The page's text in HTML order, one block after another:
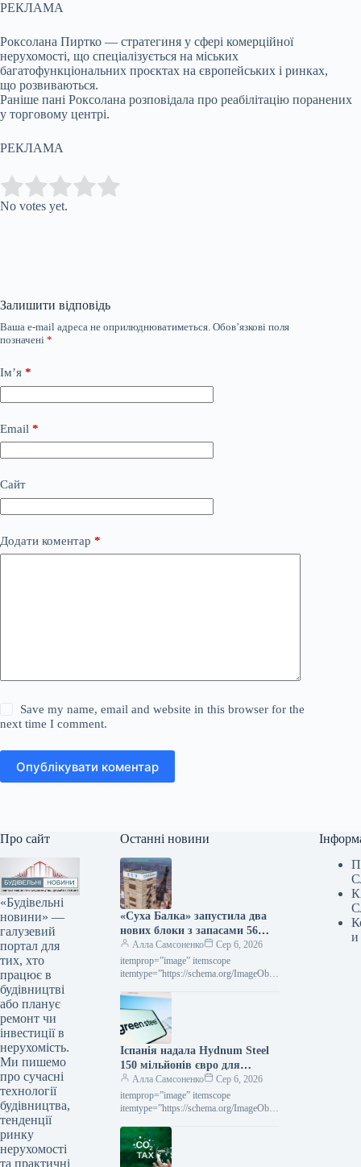
РЕКЛАМА
Роксолана Пиртко — стратегиня у сфері комерційної
нерухомості, що спеціалізується на міських
багатофункціональних проєктах на європейських і ринках,
що розвиваються.
Раніше пані Роксолана розповідала про реабілітацію поранених
у торговому центрі.
РЕКЛАМА
Rate this item:
No votes yet.
Залишити відповідь
Ваша e-mail адреса не оприлюднюватиметься. Обов’язкові поля
позначені *
Ім’я *
Email *
Сайт
Додати коментар *
Save my name, email and website in this browser for the
next time I comment.
Опублікувати коментар
Про сайт
«Будівельні
новини» —
галузевий
портал для
тих, хто
працює в
будівництві
або планує
ремонт чи
інвестиції в
нерухомість.
Ми пишемо
про сучасні
технології
будівництва,
тенденції
ринку
нерухомості
та практичні
Останні новини
«Суха Балка» запустила два
нових блоки з запасами 56
тис. тонн руди
Алла Самсоненко
Сер 6, 2026
itemprop=”image” itemscope
itemtype=”https://schema.org/ImageObje
Індустрія Суха Балка Роздрукувати
201 06 Серпня 2026 «Суха Балка»
запустила у роботу…
Іспанія надала Hydnum Steel
150 мільйонів євро для
спорудження підприємства з
виробництва екологічно
чистої сталі
Алла Самсоненко
Сер 6, 2026
itemprop=”image” itemscope
itemtype=”https://schema.org/ImageObje
Green Steel Новини Глобальний ринок
Іспанія Роздрукувати 238 06 Серпня
2026 Іспанія виділила Hydnum…
и